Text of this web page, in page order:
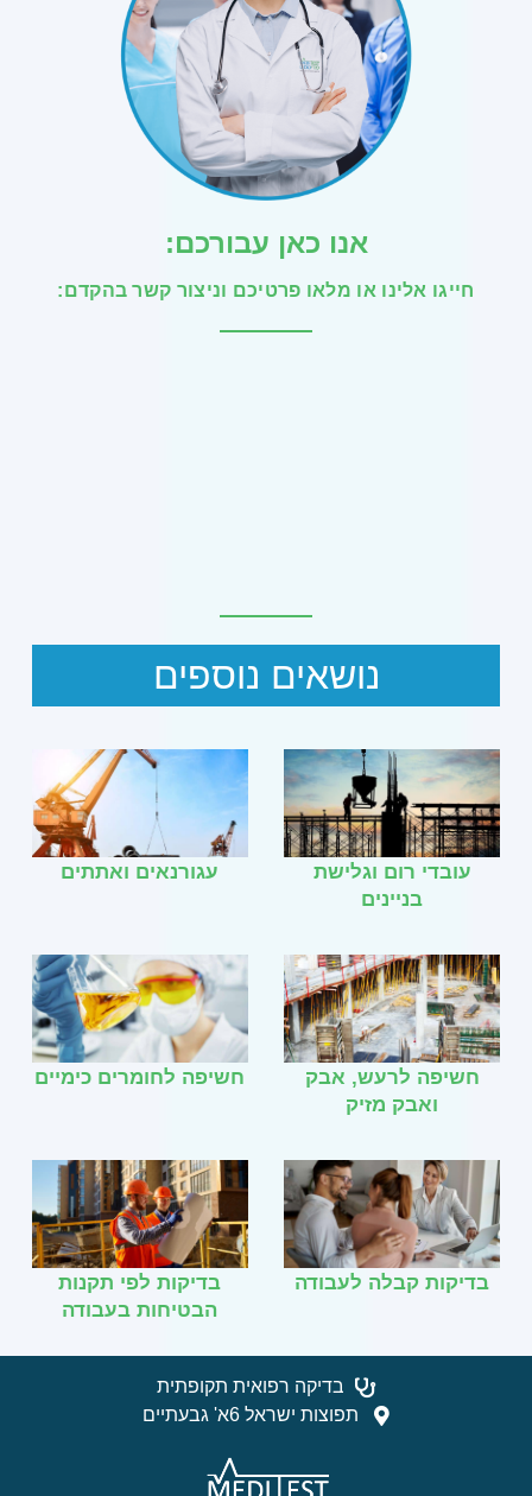
אנו כאן עבורכם:
חייגו אלינו או מלאו פרטיכם וניצור קשר בהקדם:
נושאים נוספים
עובדי רום וגלישת
בניינים
עגורנאים ואתתים
חשיפה לרעש, אבק
ואבק מזיק
חשיפה לחומרים כימיים
בדיקות קבלה לעבודה
בדיקות לפי תקנות
הבטיחות בעבודה
בדיקה רפואית תקופתית
תפוצות ישראל 6א' גבעתיים